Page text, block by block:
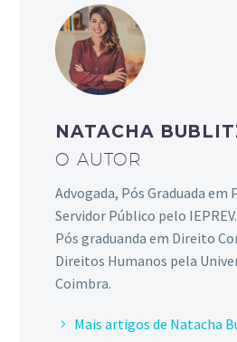
NATACHA
O AUTOR
Advogada, Pós Graduada em
Servidor Público pelo IEPREV.
Pós graduanda em Direito
Direitos Humanos pela
Coimbra.
Mais artigos de Natacha